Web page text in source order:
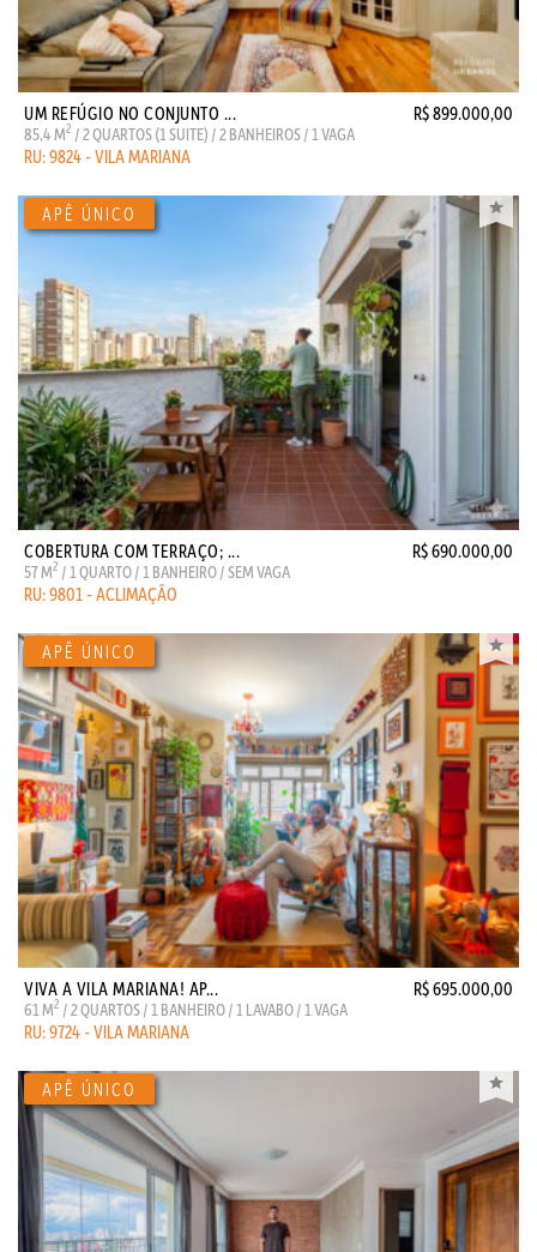
UM REFÚGIO NO CONJUNTO ... R$ 899.000,00
85,4 M2 / 2 QUARTOS (1 SUITE) / 2 BANHEIROS / 1 VAGA
RU: 9824 - VILA MARIANA
COBERTURA COM TERRAÇO; ... R$ 690.000,00
57 M2 / 1 QUARTO / 1 BANHEIRO / SEM VAGA
RU: 9801 - ACLIMAÇÃO
VIVA A VILA MARIANA! AP... R$ 695.000,00
61 M2 / 2 QUARTOS / 1 BANHEIRO / 1 LAVABO / 1 VAGA
RU: 9724 - VILA MARIANA